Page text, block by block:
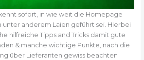
sofort, in wie weit die Homepage
anderem Laien geführt sei. Hierbei
hilfreiche Tipps and Tricks damit gute
& manche wichtige Punkte, nach die
über Lieferanten gewiss beachten